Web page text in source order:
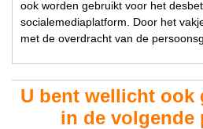
ook worden gebruikt voor het
socialemediaplatform. Door het
met de overdracht van de
U bent wellicht ook
in de volgende